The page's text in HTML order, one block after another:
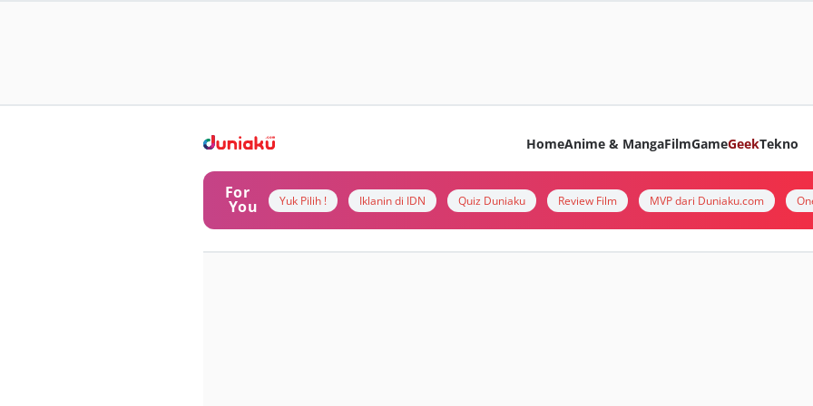
HomeAnime & MangaFilmGameGeekTekno
For
You Yuk Pilih ! Iklanin di IDN Quiz Duniaku Review Film MVP dari Duniaku.com